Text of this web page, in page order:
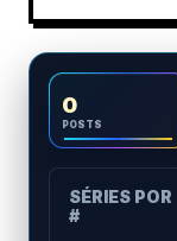
0
POSTS
SÉRIES POR
#